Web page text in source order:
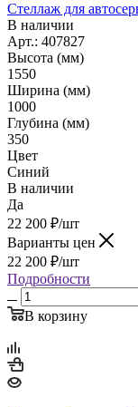
Стеллаж для
В наличии
Арт.: 407827
Высота (мм)
1550
Ширина (мм)
1000
Глубина (мм)
350
Цвет
Синий
В наличии
Да
22 200 ₽/шт
Варианты цен
22 200 ₽/шт
Подробности
В корзину